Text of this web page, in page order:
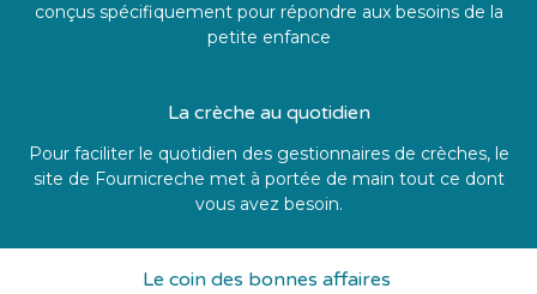
conçus spécifiquement pour répondre aux besoins de la
petite enfance
La crèche au quotidien
Pour faciliter le quotidien des gestionnaires de crèches, le
site de Fournicreche met à portée de main tout ce dont
vous avez besoin.
Le coin des bonnes affaires